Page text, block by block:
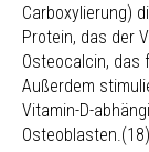
Carboxylierung)
Protein, das der
Osteocalcin, das
Außerdem
Vitamin-D-